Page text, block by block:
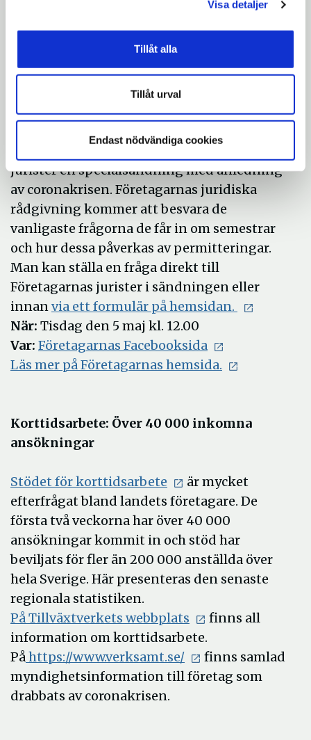
Visa detaljer
Tillåt alla
Tillåt urval
Endast nödvändiga cookies
längst ner på deras
hemsida.
Företagarna sänder live om semester och
korttidspermittering
Tisdagen den 5 maj genomför Företagarnas
jurister en specialsändning med anledning
av coronakrisen. Företagarnas juridiska
rådgivning kommer att besvara de
vanligaste frågorna de får in om semestrar
och hur dessa påverkas av permitteringar.
Man kan ställa en fråga direkt till
Företagarnas jurister i sändningen eller
innanvia ett formulär på hemsidan.
När: Tisdag den 5 maj kl. 12.00
Var: Företagarnas Facebooksida
Läs mer på Företagarnas hemsida.
Korttidsarbete: Över 40 000 inkomna
ansökningar
Stödet för korttidsarbete
är mycket
efterfrågat bland landets företagare. De
första två veckorna har över 40 000
ansökningar kommit in och stöd har
beviljats för fler än 200 000 anställda över
hela Sverige. Här presenteras den senaste
regionala statistiken.
På Tillväxtverkets webbplats
finns all
information om korttidsarbete.
Påhttps://www.verksamt.se/
finns samlad
myndighetsinformation till företag som
drabbats av coronakrisen.